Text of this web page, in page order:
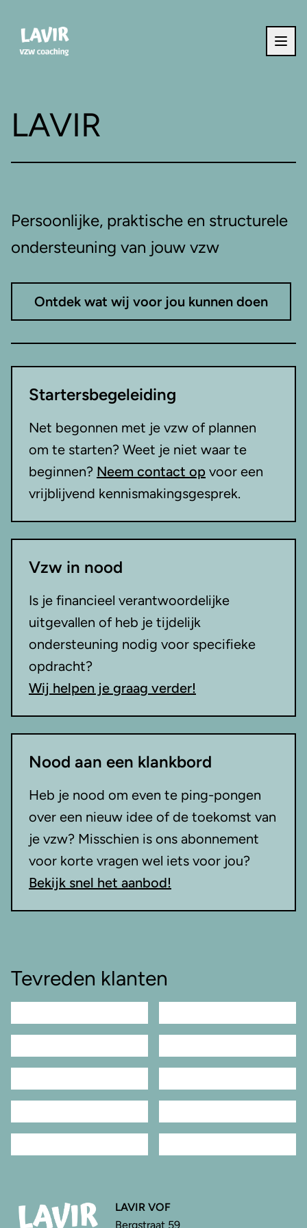
Ga naar de inhoud
LAVIR
Persoonlijke, praktische en structurele
ondersteuning van jouw vzw
Ontdek wat wij voor jou kunnen doen
Startersbegeleiding
Net begonnen met je vzw of plannen
om te starten? Weet je niet waar te
beginnen? Neem contact op voor een
vrijblijvend kennismakingsgesprek.
Vzw in nood
Is je financieel verantwoordelijke
uitgevallen of heb je tijdelijk
ondersteuning nodig voor specifieke
opdracht?
Wij helpen je graag verder!
Nood aan een klankbord
Heb je nood om even te ping-pongen
over een nieuw idee of de toekomst van
je vzw? Misschien is ons abonnement
voor korte vragen wel iets voor jou?
Bekijk snel het aanbod!
Tevreden klanten
LAVIR VOF
Bergstraat 59